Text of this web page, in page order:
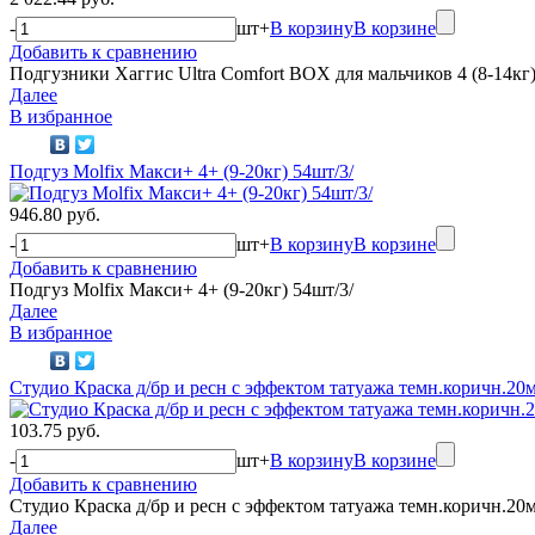
-
шт+В корзинуВ корзине
Добавить к сравнению
Подгузники Хаггис Ultra Comfort BOX для мальчиков 4 (8-
Далее
В избранное
Подгуз Molfix Макси+ 4+ (9-20кг) 54шт/3/
946.80 руб.
-
шт+В корзинуВ корзине
Добавить к сравнению
Подгуз Molfix Макси+ 4+ (9-20кг) 54шт/3/
Далее
В избранное
Студио Краска д/бр и ресн с эффектом татуажа
103.75 руб.
-
шт+В корзинуВ корзине
Добавить к сравнению
Студио Краска д/бр и ресн с эффектом татуажа
Далее